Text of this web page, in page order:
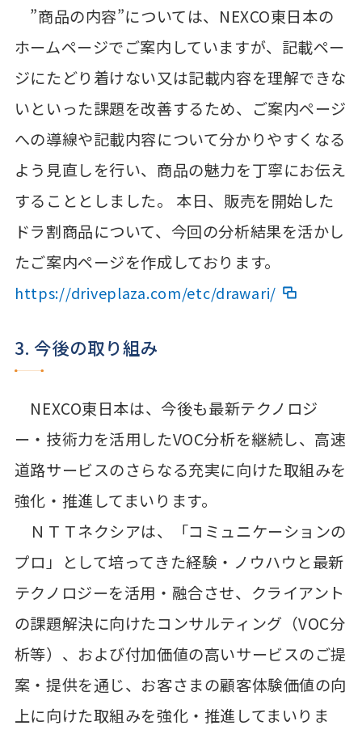
”商品の内容”については、NEXCO東日本の
ホームページでご案内していますが、記載ペー
ジにたどり着けない又は記載内容を理解できな
いといった課題を改善するため、ご案内ページ
への導線や記載内容について分かりやすくなる
よう見直しを行い、商品の魅力を丁寧にお伝え
することとしました。 本日、販売を開始した
ドラ割商品について、今回の分析結果を活かし
たご案内ページを作成しております。
https://driveplaza.com/etc/drawari/
3. 今後の取り組み
NEXCO東日本は、今後も最新テクノロジ
ー・技術力を活用したVOC分析を継続し、高速
道路サービスのさらなる充実に向けた取組みを
強化・推進してまいります。
ＮＴＴネクシアは、「コミュニケーションの
プロ」として培ってきた経験・ノウハウと最新
テクノロジーを活用・融合させ、クライアント
の課題解決に向けたコンサルティング（VOC分
析等）、および付加価値の高いサービスのご提
案・提供を通じ、お客さまの顧客体験価値の向
上に向けた取組みを強化・推進してまいりま